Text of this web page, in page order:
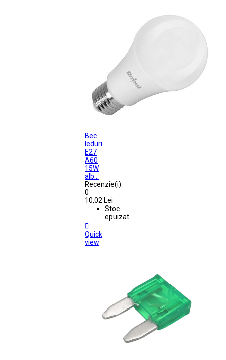
Bec
leduri
E27
A60
15W
alb...
Recenzie(i):
0
10,02 Lei
Stoc
epuizat

Quick
view